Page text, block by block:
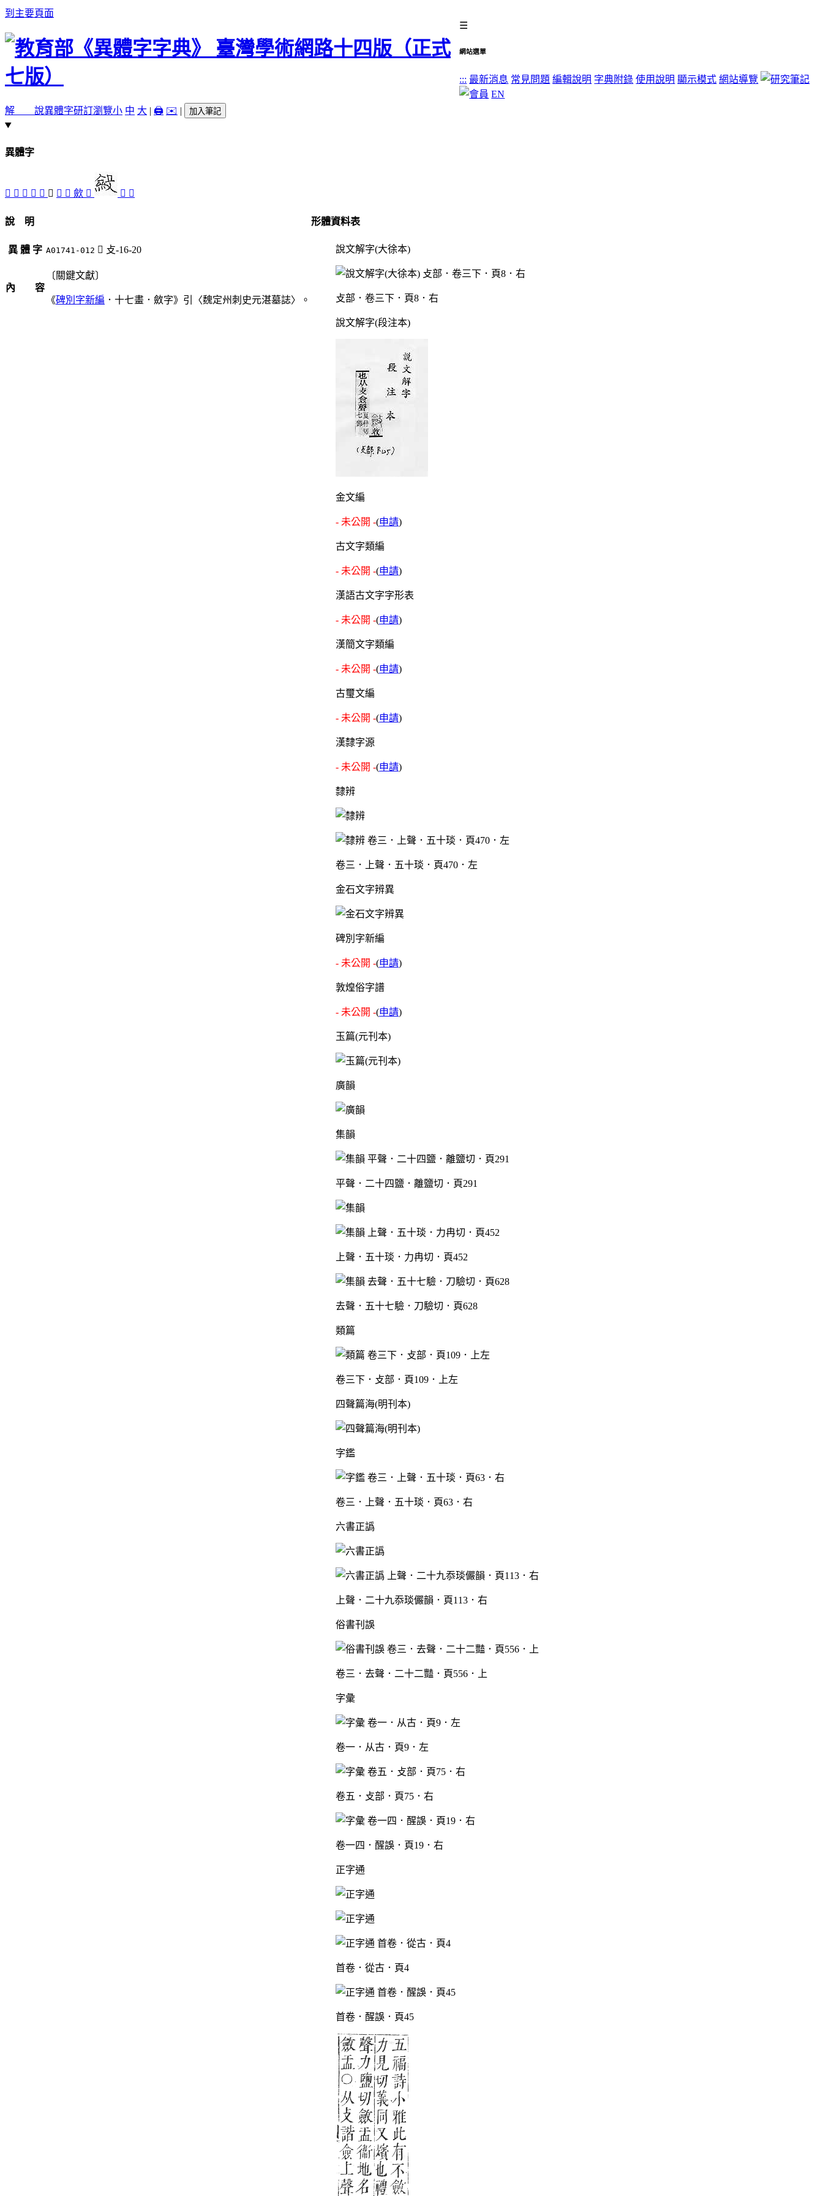
到主要頁面
☰
網站選單
::: 最新消息 常見問題 編輯說明 字典附錄 使用說明 顯示模式 網站導覽
EN
解 說異體字研訂瀏覽小 中 大 | 🖨️ ✉️ | 加入筆記
異體字
󲠢 󲠠 󲠡 󲠟 󲠧 󲠩 󲠪 󲠤 歛 󲠨 󲠥 󲠣
說 明
異 體 字 A01741-012 󲠩 攴-16-20
內 容
〔關鍵文獻〕
《碑別字新編 ．十七畫．斂字》引〈魏定州刺史元湛墓誌〉。
形體資料表
說文解字(大徐本)
攴部．卷三下．頁8．右
說文解字(段注本)
金文編
- 未公開 -(申請)
古文字類編
- 未公開 -(申請)
漢語古文字字形表
- 未公開 -(申請)
漢簡文字類編
- 未公開 -(申請)
古璽文編
- 未公開 -(申請)
漢隸字源
- 未公開 -(申請)
隸辨
卷三．上聲．五十琰．頁470．左
金石文字辨異
碑別字新編
- 未公開 -(申請)
敦煌俗字譜
- 未公開 -(申請)
玉篇(元刊本)
廣韻
集韻
平聲．二十四鹽．離鹽切．頁291
上聲．五十琰．力冉切．頁452
去聲．五十七驗．刀驗切．頁628
類篇
卷三下．攴部．頁109．上左
四聲篇海(明刊本)
字鑑
卷三．上聲．五十琰．頁63．右
六書正譌
上聲．二十九忝琰儼韻．頁113．右
俗書刊誤
卷三．去聲．二十二豔．頁556．上
字彙
卷一．从古．頁9．左
卷五．攴部．頁75．右
卷一四．醒誤．頁19．右
正字通
首卷．從古．頁4
首卷．醒誤．頁45